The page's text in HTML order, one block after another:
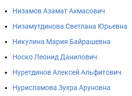
Низамов Азамат Ахмасович
Низамутдинова Светлана Юрьевна
Никулина Мария Байрашевна
Носко Леонид Данилович
Нуретдинов Алексей Альфитович
Нурисламова Зухра Аруновна